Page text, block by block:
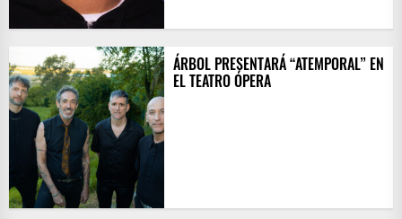
ÁRBOL PRESENTARÁ “ATEMPORAL” EN
EL TEATRO ÓPERA